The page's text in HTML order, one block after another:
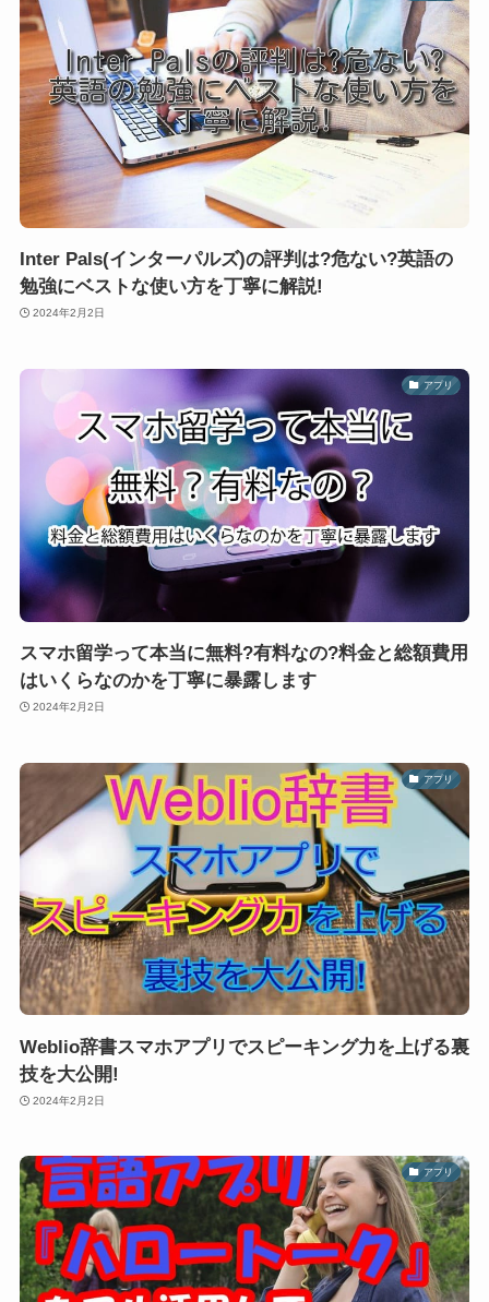
Inter Pals(インターパルズ)の評判は?危ない?英語の
勉強にベストな使い方を丁寧に解説!
2024年2月2日
アプリ
スマホ留学って本当に無料?有料なの?料金と総額費用
はいくらなのかを丁寧に暴露します
2024年2月2日
アプリ
Weblio辞書スマホアプリでスピーキング力を上げる裏
技を大公開!
2024年2月2日
アプリ